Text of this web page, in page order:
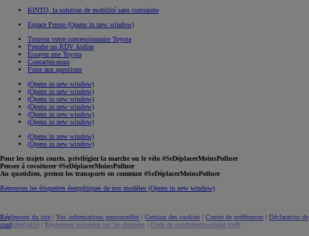
KINTO, la solution de mobilité sans contrainte
Espace Presse (Opens in new window)
Trouvez votre concessionnaire Toyota
Prendre un RDV Atelier
Essayez une Toyota
Contactez-nous
Foire aux questions
(Opens in new window)
(Opens in new window)
(Opens in new window)
(Opens in new window)
(Opens in new window)
(Opens in new window)
(Opens in new window)
(Opens in new window)
Pour les trajets courts, privilégiez la marche ou le vélo #SeDéplacerMoinsPolluer
Pensez à covoiturer #SeDéplacerMoinsPolluer
Au quotidien, prenez les transports en commun #SeDéplacerMoinsPolluer
Retrouvez les étiquettes énergétiques de nos modèles (Opens in new window)
Réglement du site | Vos informations personnelles | Gestion des cookies | Centre de préférences | Déclaration de
confidentialité
Règlement européen sur les données Code de conduitedownload (pdf(